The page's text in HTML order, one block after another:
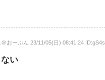
＠おーぷん 23/11/05(日) 08:41:24 ID:gS4s
い